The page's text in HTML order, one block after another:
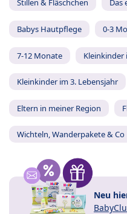
Stillen & Fläschchen Das
Babys Hautpflege 0-3
7-12 Monate Kleinkinder
Kleinkinder im 3. Lebensjahr
Eltern in meiner Region
Wichteln, Wanderpakete & Co
Neu